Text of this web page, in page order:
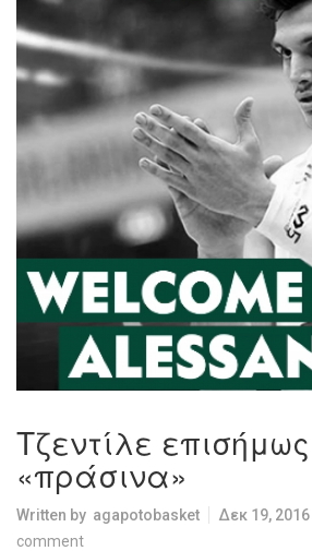
Τζεντίλε
«πράσινα»
Written by agapotobasket Δεκ 19, 2016
comment